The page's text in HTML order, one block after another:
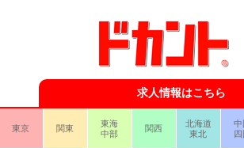
求人情報はこちら
東京 関東
東海
中部
関西
北海道
東北
中